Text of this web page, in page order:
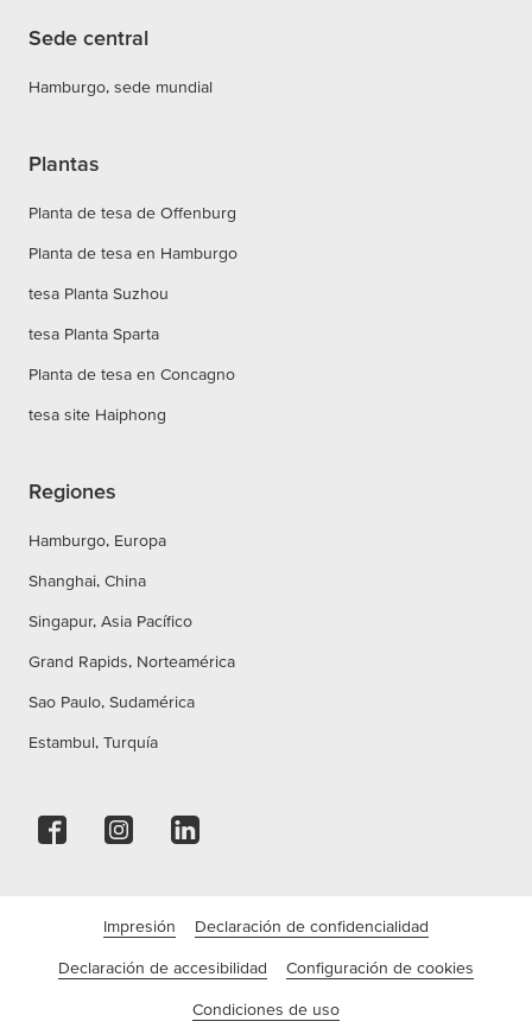
Sede central
Hamburgo, sede mundial
Plantas
Planta de tesa de Offenburg
Planta de tesa en Hamburgo
tesa Planta Suzhou
tesa Planta Sparta
Planta de tesa en Concagno
tesa site Haiphong
Regiones
Hamburgo, Europa
Shanghai, China
Singapur, Asia Pacífico
Grand Rapids, Norteamérica
Sao Paulo, Sudamérica
Estambul, Turquía
Impresión Declaración de confidencialidad
Declaración de accesibilidad Configuración de cookies
Condiciones de uso